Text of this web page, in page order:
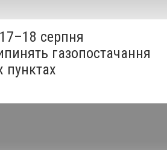
серпня
газопостачання
пунктах